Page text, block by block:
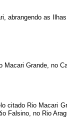
abrangendo as
Grande, no
Rio Macari
Falsino, no Rio